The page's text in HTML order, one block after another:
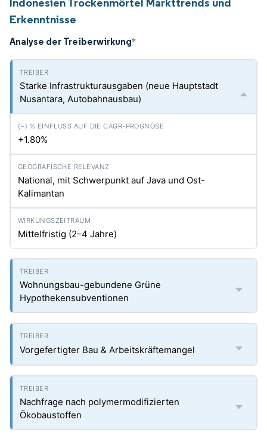
Erkenntnisse
Analyse der Treiberwirkung*
Starke Infrastrukturausgaben (neue Hauptstadt
Nusantara, Autobahnausbau)
+1.80%
National, mit Schwerpunkt auf Java und Ost-
Kalimantan
Mittelfristig (2–4 Jahre)
Wohnungsbau-gebundene Grüne
Hypothekensubventionen
Vorgefertigter Bau & Arbeitskräftemangel
Nachfrage nach polymermodifizierten
Ökobaustoffen